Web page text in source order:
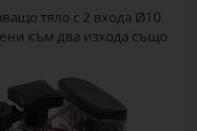
тяло с 2 входа Ø10
към два изхода също